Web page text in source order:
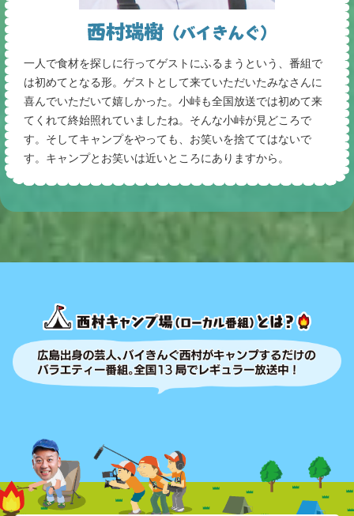
一人で食材を探しに行ってゲストにふるまうという、番組で
は初めてとなる形。ゲストとして来ていただいたみなさんに
喜んでいただいて嬉しかった。小峠も全国放送では初めて来
てくれて終始照れていましたね。そんな小峠が見どころで
す。そしてキャンプをやっても、お笑いを捨ててはないで
す。キャンプとお笑いは近いところにありますから。